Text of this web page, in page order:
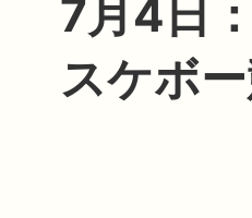
7月4日
スケボ